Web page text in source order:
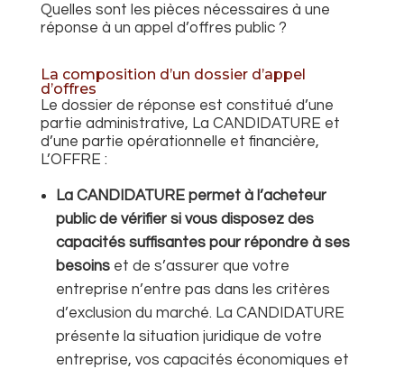
Quelles sont les pièces nécessaires à une
réponse à un appel d’offres public?
La composition d’un dossier d’appel
d’offres
Le dossier de réponse est constitué d’une
partie administrative, La CANDIDATURE et
d’une partie opérationnelle et financière,
L’OFFRE :
La CANDIDATURE permet à l’acheteur
public de vérifier si vous disposez des
capacités suffisantes pour répondre à ses
besoinset de s’assurer que votre
entreprise n’entre pas dans les critères
d’exclusion du marché. La CANDIDATURE
présente la situation juridique de votre
entreprise, vos capacités économiques et